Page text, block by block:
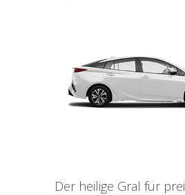
Der heilige Gral für